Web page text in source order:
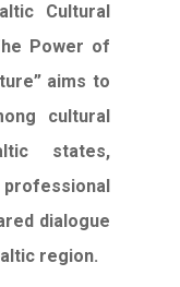
Cultural
Power of
aims to
cultural
states,
dialogue
region.